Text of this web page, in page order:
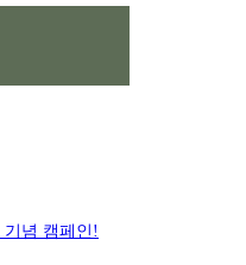
념 캠페인!